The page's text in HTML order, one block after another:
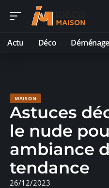
Actu Déco
MAISON
Astuces
le nude
ambiance
tendance
26/12/2023